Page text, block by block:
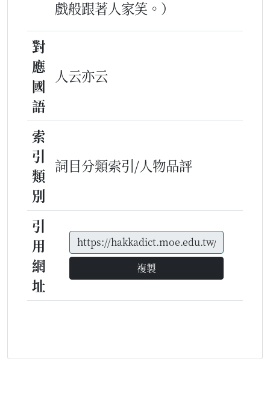
戲般跟著人家笑。）
對
應
國
語
人云亦云
索
引
類
別
詞目分類索引/人物品評
引
用
網
址
複製